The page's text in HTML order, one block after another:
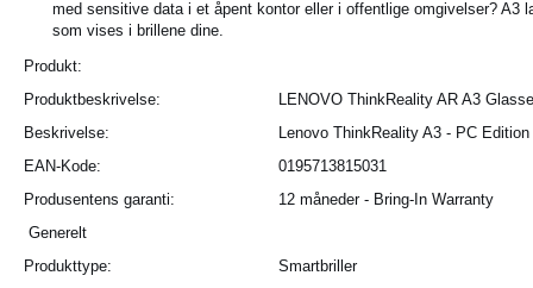
med sensitive data i et åpent kontor eller i offentlige omgivelser? A3
som vises i brillene dine.
Produkt:
Produktbeskrivelse:
LENOVO ThinkReality AR A3
Beskrivelse:
Lenovo ThinkReality A3 - PC
EAN-Kode:
0195713815031
Produsentens garanti:
12 måneder - Bring-In Warranty
Generelt
Produkttype:
Smartbriller